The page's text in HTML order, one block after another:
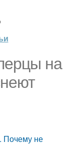
на
Почему не